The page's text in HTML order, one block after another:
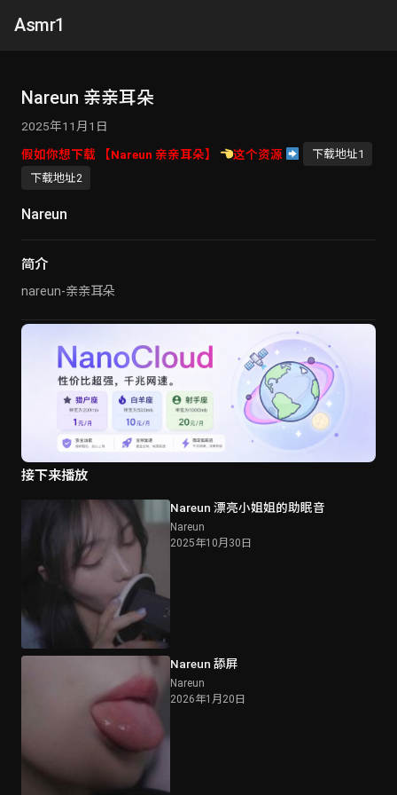
Asmr1
Nareun 亲亲耳朵
2025年11月1日
假如你想下载 【Nareun 亲亲耳朵】
这个资源
下载地址1
下载地址2
Nareun
简介
nareun-亲亲耳朵
接下来播放
Nareun 漂亮小姐姐的助眠音
Nareun
2025年10月30日
Nareun 舔屏
Nareun
2026年1月20日